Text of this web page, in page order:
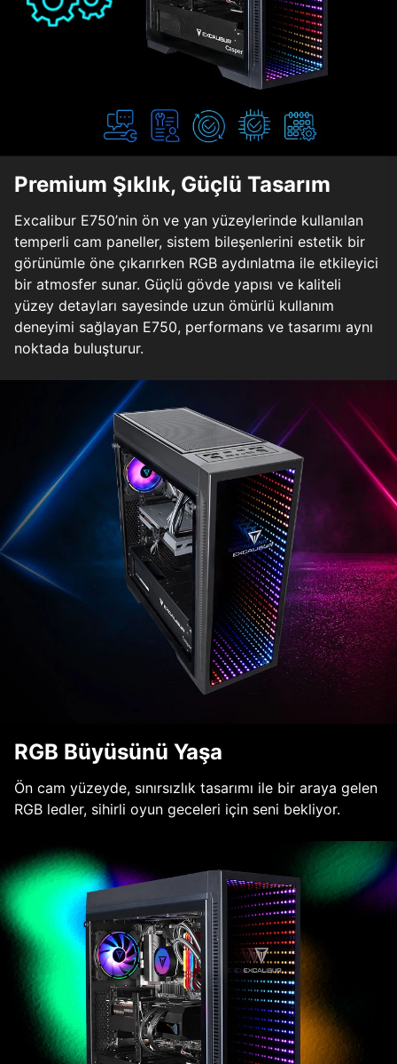
Premium Şıklık, Güçlü Tasarım
Excalibur E750’nin ön ve yan yüzeylerinde kullanılan
temperli cam paneller, sistem bileşenlerini estetik bir
görünümle öne çıkarırken RGB aydınlatma ile etkileyici
bir atmosfer sunar. Güçlü gövde yapısı ve kaliteli
yüzey detayları sayesinde uzun ömürlü kullanım
deneyimi sağlayan E750, performans ve tasarımı aynı
noktada buluşturur.
RGB Büyüsünü Yaşa
Ön cam yüzeyde, sınırsızlık tasarımı ile bir araya gelen
RGB ledler, sihirli oyun geceleri için seni bekliyor.